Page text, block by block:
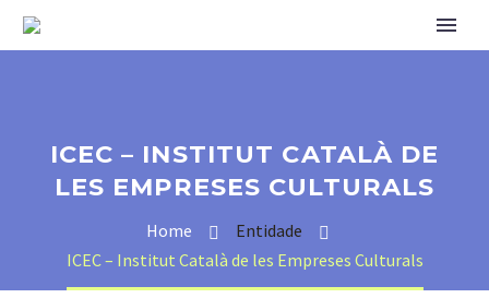
ICEC – INSTITUT CATALÀ DE
LES EMPRESES CULTURALS
Home
Entidade
ICEC – Institut Català de les Empreses Culturals